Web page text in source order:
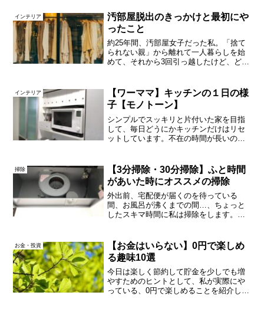
チン収納の中で「フライパンを収納して
いる引き出し」だけに絞っ...
インテリア
汚部屋脱出のきっかけと最初にや
ったこと
約25年間、汚部屋女子だった私。「捨て
られない親」から離れて一人暮らしを始
めて、それから3回引っ越したけど、どれ
部屋を解決してから感じたこと・気付い
たことなどを書きます...
インテリア
【ワーママ】キッチンの１日の様
子【モノトーン】
シンプルでスッキリと片付いた家を目指
して、毎日どうにかキッチンだけはリセ
ットしています。不在の時間が長いのに
から就寝まで５時頃起床。4:30起床をや
めて、以前よりゆっく...
掃除
【3分掃除・30分掃除】ふと時間
があいた時にオススメの掃除
外出前、宅配便が届くのを待っている
間、お風呂が沸くまでの間…、ちょっと
したスキマ時間に私は掃除をします。気
するだけ。ちょこちょこ掃除をしておけ
ば、家が散らかることはなく...
お金・投資
【お金はいらない】0円で楽しめ
る趣味10選
今日は楽しく節約して貯金を少しでも増
やすためのヒントとして、私が実際にや
っている、0円で楽しめることを紹介しま